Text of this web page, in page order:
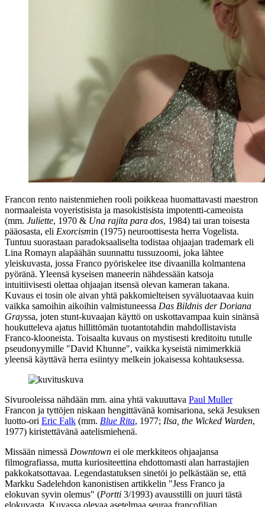
Francon rento naistenmiehen rooli poikkeaa huomattavasti maestron
normaaleista voyeristisista ja masokistisista impotentti-cameoista
(mm. Juliette, 1970 & Una rajita para dos, 1984) tai uran toisesta
pääosasta, eli Exorcismin (1975) neuroottisesta herra Vogelista.
Tuntuu suorastaan paradoksaaliselta todistaa ohjaajan trademark eli
Lina Romayn alapäähän suunnattu tussuzoomi, joka lähtee
yleiskuvasta, jossa Franco pyöriskelee itse divaanilla kolmantena
pyöränä. Yleensä kyseisen maneerin nähdessään katsoja
intuitiivisesti olettaa ohjaajan itsensä olevan kameran takana.
Kuvaus ei tosin ole aivan yhtä pakkomielteisen syväluotaavaa kuin
vaikka samoihin aikoihin valmistuneessa Das Bildnis der Doriana
Grayssa, joten stunt-kuvaajan käyttö on uskottavampaa kuin sinänsä
houkutteleva ajatus hillittömän tuotantotahdin mahdollistavista
Franco-klooneista. Toisaalta kuvaus on mystisesti kreditoitu tutulle
pseudonyymille "David Khunne", vaikka kyseistä nimimerkkiä
yleensä käyttävä herra esiintyy melkein jokaisessa kohtauksessa.
Sivurooleissa nähdään mm. aina yhtä vakuuttava Paul Muller
Francon ja tyttöjen niskaan hengittävänä komisariona, sekä Jesuksen
luotto‑ori Eric Falk (mm. Blue Rita, 1977; Ilsa, the Wicked Warden,
1977) kiristettävänä aatelismiehenä.
Missään nimessä Downtown ei ole merkkiteos ohjaajansa
filmografiassa, mutta kuriositeettina ehdottomasti alan harrastajien
pakkokatsottavaa. Legendastatuksen sinetöi jo pelkästään se, että
Markku Sadelehdon kanonistisen artikkelin "Jess Franco ja
elokuvan syvin olemus" (Portti 3/1993) avausstilli on juuri tästä
elokuvasta. Kuvassa olevaa asetelmaa seuraa francofilian